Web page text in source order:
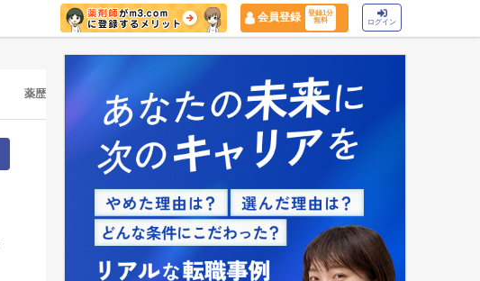
会員登録
登録1分
無料
ログイン
薬歴 マイナ保険証